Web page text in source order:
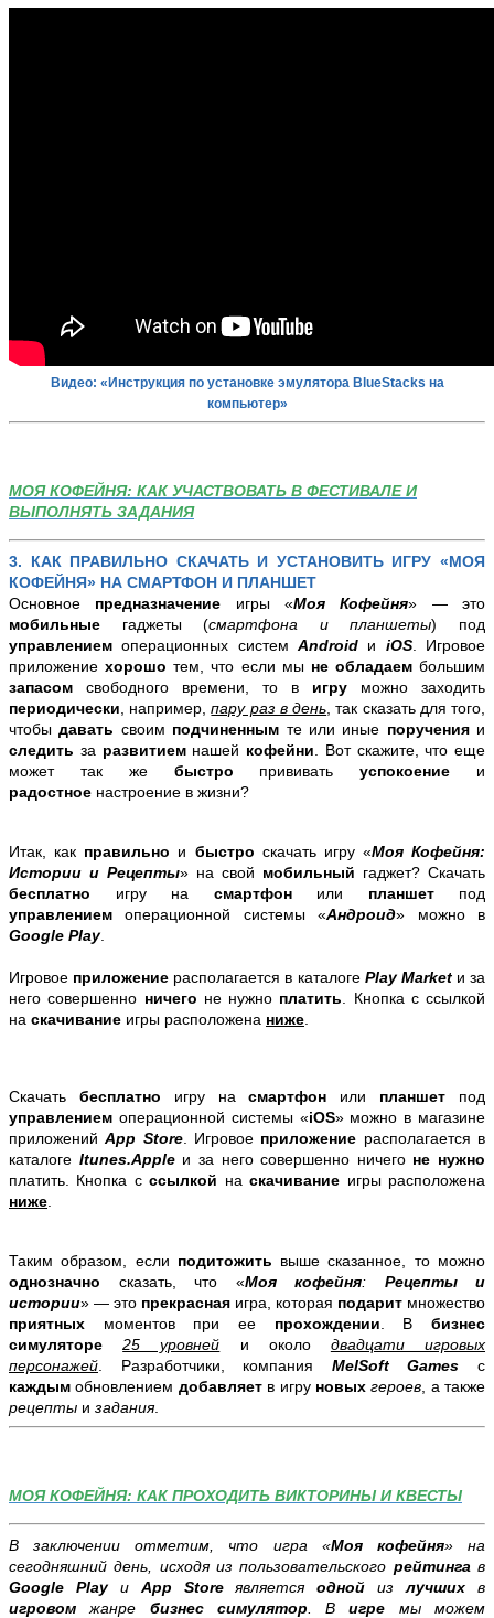
Видео: «Инструкция по установке эмулятора BlueStacks на
компьютер»
МОЯ КОФЕЙНЯ: КАК УЧАСТВОВАТЬ В ФЕСТИВАЛЕ И
ВЫПОЛНЯТЬ ЗАДАНИЯ
3. КАК ПРАВИЛЬНО СКАЧАТЬ И УСТАНОВИТЬ ИГРУ «МОЯ
КОФЕЙНЯ» НА СМАРТФОН И ПЛАНШЕТ
Основное предназначение игры «Моя Кофейня» — это
мобильные гаджеты (смартфона и планшеты) под
управлениемоперационных системAndroid и iOS. Игровое
приложениехорошотем, что если мы не обладаембольшим
запасом свободного времени, то в игру можно заходить
периодически , например,пару раз в день , так сказать для того,
чтобыдавать своим подчиненным те или иные поручения и
следить за развитием нашей кофейни . Вот скажите, что еще
может так же быстро прививатьуспокоение и
радостное настроение в жизни?
Итак, как правильно и быстро скачать игру «Моя Кофейня:
Истории и Рецепты» на свой мобильный гаджет? Скачать
бесплатно игру на смартфон или планшет под
управлениемоперационной системы «Андроид» можно в
Google Play.
Игровое приложение располагается в каталоге Play Marketи за
него совершенно ничего не нужно платить . Кнопка с ссылкой
на скачивание игры расположена ниже
Скачать бесплатно игру насмартфон или планшет под
управлением операционной системы «iOS» можно в магазине
приложенийApp Store. Игровое приложение располагается в
каталоге Itunes.Appleи за него совершенно ничего не нужно
платить. Кнопка сссылкой наскачивание игры расположена
ниже
Таким образом, если подитожить выше сказанное, то можно
однозначно сказать, что «Моя кофейня: Рецепты и
истории» — это прекрасная игра, которая подарит множество
приятных моментов при ее прохождении Вбизнес
симуляторе
25 уровней и около двадцати игровых
персонажей . Разработчики, компания MelSoft Games с
каждымобновлением добавляет в игру новыхгероев , а также
рецепты и задания.
МОЯ КОФЕЙНЯ: КАК ПРОХОДИТЬ ВИКТОРИНЫ И КВЕСТЫ
В заключении отметим, что игра «Моя кофейня» на
сегодняшний день, исходя из пользовательского рейтинга в
Google Playи App Store являетсяоднойизлучшихв
игровомжанре бизнес симулятор . Вигре мы можем